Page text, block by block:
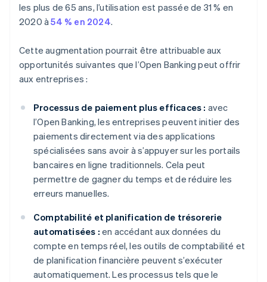
les plus de 65 ans, l’utilisation est passée de 31 % en
2020 à54 % en 2024.
Cette augmentation pourrait être attribuable aux
opportunités suivantes que l’Open Banking peut offrir
aux entreprises :
Processus de paiement plus efficaces : avec
l’Open Banking, les entreprises peuvent initier des
paiements directement via des applications
spécialisées sans avoir à s’appuyer sur les portails
bancaires en ligne traditionnels. Cela peut
permettre de gagner du temps et de réduire les
erreurs manuelles.
Comptabilité et planification de trésorerie
automatisées : en accédant aux données du
compte en temps réel, les outils de comptabilité et
de planification financière peuvent s’exécuter
automatiquement. Les processus tels que le